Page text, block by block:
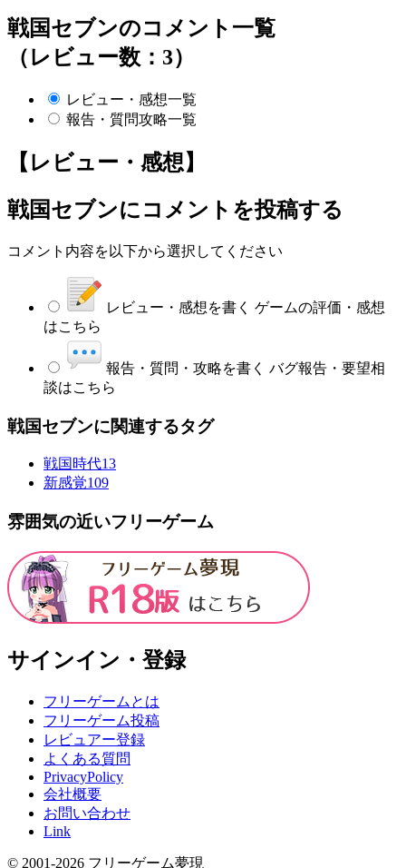
戦国セブンのコメント一覧
（レビュー数：3）
レビュー・感想一覧
報告・質問攻略一覧
【レビュー・感想】
戦国セブンにコメントを投稿する
コメント内容を以下から選択してください
レビュー・感想を書く ゲームの評価・感想
はこちら
報告・質問・攻略を書く バグ報告・要望相
談はこちら
戦国セブンに関連するタグ
戦国時代13
新感覚109
雰囲気の近いフリーゲーム
サインイン・登録
フリーゲームとは
フリーゲーム投稿
レビュアー登録
よくある質問
PrivacyPolicy
会社概要
お問い合わせ
Link
© 2001-2026 フリーゲーム夢現